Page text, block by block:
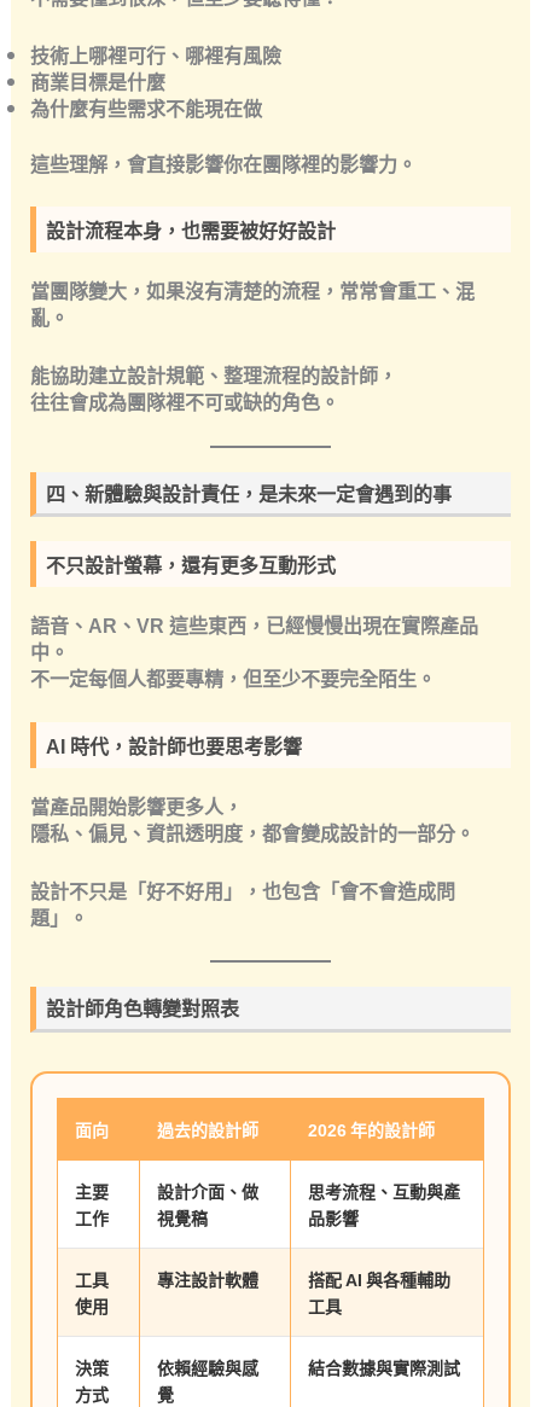
技術上哪裡可行、哪裡有風險
商業目標是什麼
為什麼有些需求不能現在做
這些理解，會直接影響你在團隊裡的影響力。
設計流程本身，也需要被好好設計
當團隊變大，如果沒有清楚的流程，常常會重工、混
亂。
能協助建立設計規範、整理流程的設計師，
往往會成為團隊裡不可或缺的角色。
四、新體驗與設計責任，是未來一定會遇到的事
不只設計螢幕，還有更多互動形式
語音、AR、VR 這些東西，已經慢慢出現在實際產品
中。
不一定每個人都要專精，但至少不要完全陌生。
AI 時代，設計師也要思考影響
當產品開始影響更多人，
隱私、偏見、資訊透明度，都會變成設計的一部分。
設計不只是「好不好用」，也包含「會不會造成問
題」。
設計師角色轉變對照表
面向 過去的設計師 2026 年的設計師
主要
工作
設計介面、做
視覺稿
思考流程、互動與產
品影響
工具
使用
專注設計軟體
搭配 AI 與各種輔助
工具
決策
方式
依賴經驗與感
覺
結合數據與實際測試